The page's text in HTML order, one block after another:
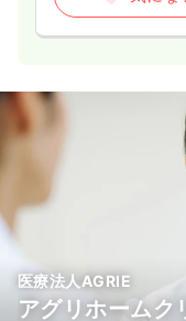
医療法人AGRIE
アグリホームク